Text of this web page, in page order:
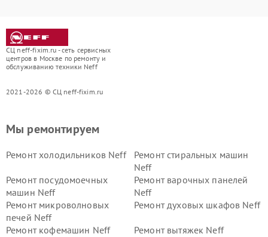
СЦ neff-fixim.ru - сеть сервисных
центров в Москве по ремонту и
обслуживанию техники Neff
2021-2026 © СЦ neff-fixim.ru
Мы ремонтируем
Ремонт холодильников Neff
Ремонт стиральных машин
Neff
Ремонт посудомоечных
машин Neff
Ремонт варочных панелей
Neff
Ремонт микроволновых
печей Neff
Ремонт духовых шкафов Neff
Ремонт кофемашин Neff Ремонт вытяжек Neff